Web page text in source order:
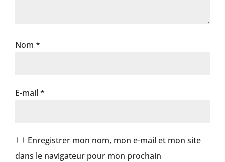
Nom *
E-mail *
Enregistrer mon nom, mon e-mail et mon site
dans le navigateur pour mon prochain